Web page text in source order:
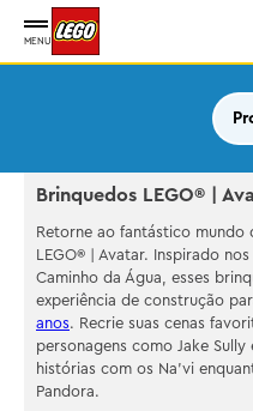
MENU
Brinquedos LEGO® |
Retorne ao fantástico mundo
LEGO® | Avatar. Inspirado
Caminho da Água, esses
experiência de construção
anos. Recrie suas cenas
personagens como Jake
histórias com os Na’vi
Pandora.